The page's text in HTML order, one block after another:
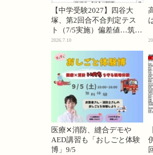
【中学受験2027】四谷大
塚、第2回合不合判定テス
ト（7/5実施）偏差値…筑駒
74・桜蔭70＜PR＞
2026.7.10
医療✕消防、縫合デモや
AED講習も「おしごと体験
博」9/5